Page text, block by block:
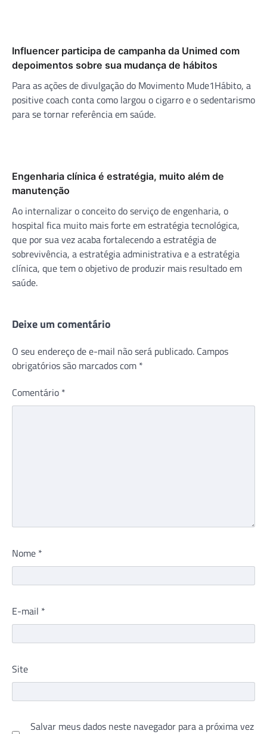
Influencer participa de campanha da Unimed com
depoimentos sobre sua mudança de hábitos
Para as ações de divulgação do Movimento Mude1Hábito, a
positive coach conta como largou o cigarro e o sedentarismo
para se tornar referência em saúde.
Engenharia clínica é estratégia, muito além de
manutenção
Ao internalizar o conceito do serviço de engenharia, o
hospital fica muito mais forte em estratégia tecnológica,
que por sua vez acaba fortalecendo a estratégia de
sobrevivência, a estratégia administrativa e a estratégia
clínica, que tem o objetivo de produzir mais resultado em
saúde.
Deixe um comentário
O seu endereço de e-mail não será publicado. Campos
obrigatórios são marcados com *
Comentário *
Nome *
E-mail *
Site
Salvar meus dados neste navegador para a próxima vez